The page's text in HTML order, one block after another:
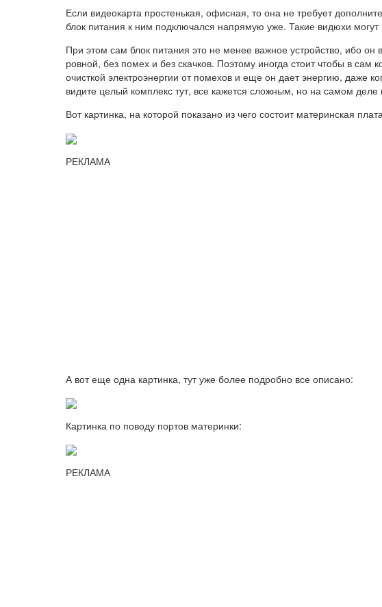
Если видеокарта простенькая, офисная, то она не требует
блок питания к ним подключался напрямую уже. Такие видюхи
При этом сам блок питания это не менее важное устройство, ибо он
ровной, без помех и без скачков. Поэтому иногда стоит чтобы в
очисткой электроэнергии от помехов и еще он дает энергию, даже
видите целый комплекс тут, все кажется сложным, но на самом
Вот картинка, на которой показано из чего состоит материнская
РЕКЛАМА
А вот еще одна картинка, тут уже более подробно все описано:
Картинка по поводу портов материнки:
РЕКЛАМА